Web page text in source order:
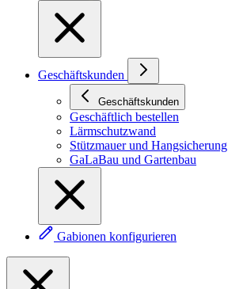
Geschäftskunden
Geschäftskunden
Geschäftlich bestellen
Lärmschutzwand
Stützmauer und Hangsicherung
GaLaBau und Gartenbau
Gabionen konfigurieren